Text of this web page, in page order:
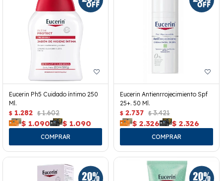
Eucerin Ph5 Cuidado íntimo 250
Ml.
$ 1.282 $ 1.602
$ 1.090 $ 1.090
Eucerin Antienrrojecimiento Spf
25+. 50 Ml.
$ 2.737 $ 3.421
$ 2.326 $ 2.326